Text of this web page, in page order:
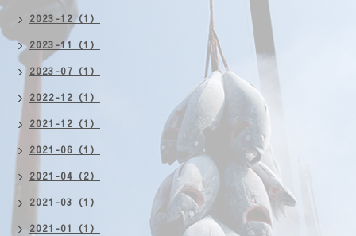
2023-12（1）
2023-11（1）
2023-07（1）
2022-12（1）
2021-12（1）
2021-06（1）
2021-04（2）
2021-03（1）
2021-01（1）